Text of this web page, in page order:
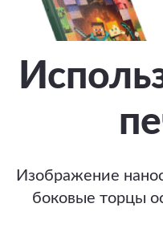
Изображение
боковые торцы